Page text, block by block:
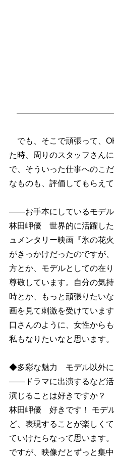
でも、そこで頑張って、
た時、周りのスタッフさん
で、そういった仕事へのこ
なものも、評価してもらえ
――お手本にしているモデル
林田岬優 世界的に活躍し
ュメンタリー映画『氷の花
がきっかけだったのですが
方とか、モデルとしての在
尊敬しています。自分の気
時とか、もっと頑張りたい
画を見て刺激を受けていま
口さんのように、女性から
私もなりたいなと思います。
◆多彩な魅力 モデル以外に
――ドラマに出演するなど活
演じることは好きですか？
林田岬優 好きです！ モデ
ど、表現することが楽しく
ていけたらなって思います
ですが、映像だとずっと集